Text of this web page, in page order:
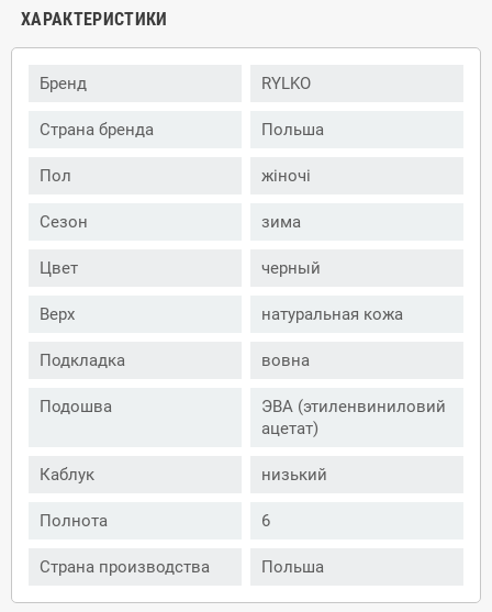
ХАРАКТЕРИСТИКИ
Бренд RYLKO
Страна бренда Польша
Пол жіночі
Сезон зима
Цвет черный
Верх натуральная кожа
Подкладка вовна
Подошва
ЭВА (этиленвиниловий
ацетат)
Каблук низький
Полнота 6
Страна производства Польша